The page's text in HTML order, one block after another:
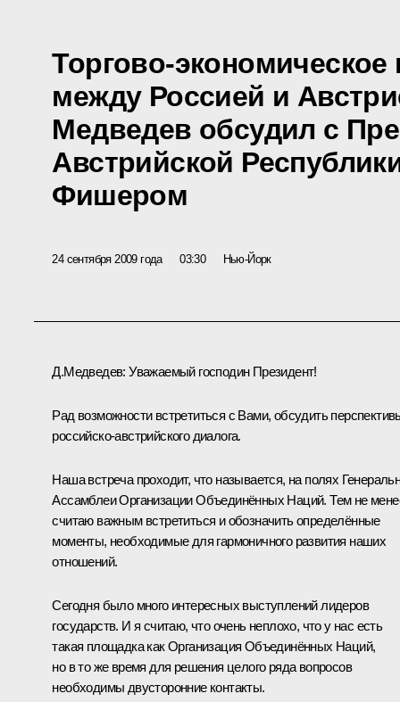
Торгово-
между Россией и
Медведев обсудил с
Австрийской
Фишером
24 сентября 2009 года 03:30 Нью-Йорк
Д.Медведев: Уважаемый господин Президент!
Рад возможности встретиться с Вами, обсудить
российско-австрийского диалога.
Наша встреча проходит, что называется, на полях
Ассамблеи Организации Объединённых Наций. Тем не
считаю важным встретиться и обозначить определённые
моменты, необходимые для гармоничного развития наших
отношений.
Сегодня было много интересных выступлений лидеров
государств. И я считаю, что очень неплохо, что у нас есть
такая площадка как Организация Объединённых Наций,
но в то же время для решения целого ряда вопросов
необходимы двусторонние контакты.